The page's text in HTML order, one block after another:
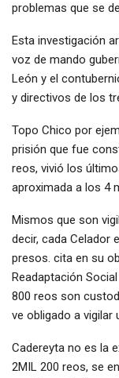
problemas que se
Esta investigación
voz de mando
León y el
y directivos de los
Topo Chico por
prisión que fue
reos, vivió los
aproximada a los 4
Mismos que son
decir, cada Celador
presos. cita en su
Readaptación
800 reos son
ve obligado a vigilar
Cadereyta no es la
2MIL 200 reos, se